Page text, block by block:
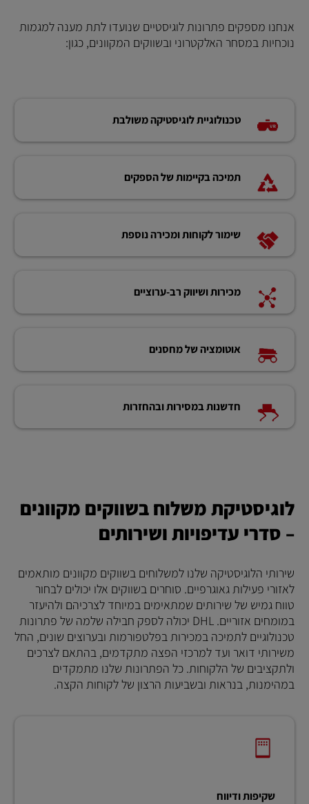
אנחנו מספקים פתרונות לוגיסטיים שנועדו לתת מענה למגמות
נוכחיות במסחר האלקטרוני ובשווקים המקוונים, כגון:
טכנולוגיית לוגיסטיקה משולבת
תמיכה בקיימות של הספקים
שימור לקוחות ומכירה נוספת
מכירות ושיווק רב-ערוציים
אוטומציה של מחסנים
חדשנות במסירות ובהחזרות
לוגיסטיקת משלוח בשווקים מקוונים
– סדרי עדיפויות ושירותים
שירותי הלוגיסטיקה שלנו למשלוחים בשווקים מקוונים מותאמים
לאזורי פעילות גאוגרפיים. סוחרים בשווקים אלו יכולים לבחור
טווח גמיש של שירותים שמתאימים במיוחד לצרכיהם ולהיעזר
במומחים אזוריים. DHL יכולה לספק חבילה שלמה של פתרונות
טכנולוגיים לתמיכה במכירות בפלטפורמות ובערוצים שונים, החל
משירותי דואר ועד למרכזי הפצה מתקדמים, בהתאם לצרכים
ולתקציבים של הלקוחות. כל הפתרונות שלנו מתמקדים
במהימנות, בנראות ובשביעות הרצון של לקוחות הקצה.
שקיפות ודיווח